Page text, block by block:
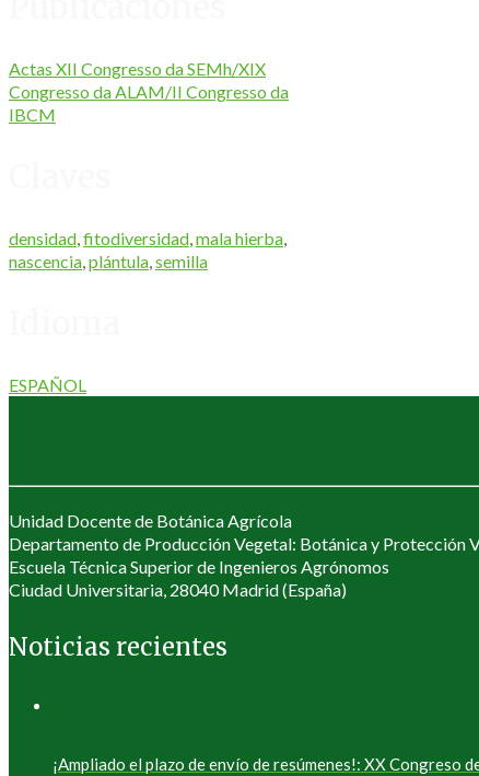
Actas XII Congresso da SEMh/XIX
Congresso da ALAM/II Congresso da
IBCM
densidad fitodiversidad mala hierba
nascencia plántula semilla
ESPAÑOL
Unidad Docente de Botánica Agrícola
Departamento de Producción Vegetal: Botánica y Protección
Escuela Técnica Superior de Ingenieros Agrónomos
Ciudad Universitaria, 28040 Madrid (España)
Noticias recientes
¡Ampliado el plazo de envío de resúmenes!: XX Congreso